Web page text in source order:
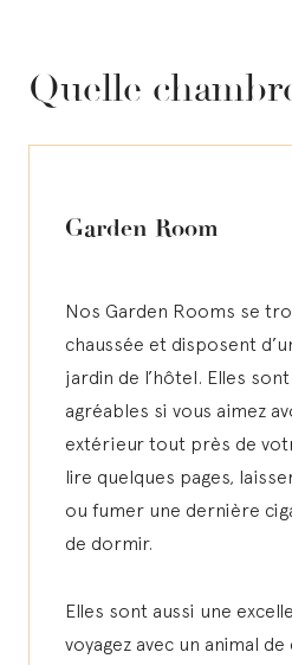
Quelle
Garden Room
Nos Garden Rooms se
chaussée et disposent
jardin de l’hôtel. Elles
agréables si vous aimez
extérieur tout près de
lire quelques pages,
ou fumer une dernière
de dormir.
Elles sont aussi une
voyagez avec un animal de